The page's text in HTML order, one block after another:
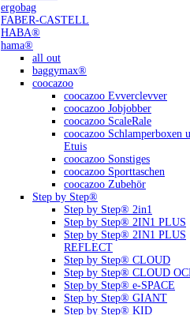
ergobag
FABER-CASTELL
HABA®
hama®
all out
baggymax®
coocazoo
coocazoo Evverclevver
coocazoo Jobjobber
coocazoo ScaleRale
coocazoo Schlamperboxen
Etuis
coocazoo Sonstiges
coocazoo Sporttaschen
coocazoo Zubehör
Step by Step®
Step by Step® 2in1
Step by Step® 2IN1 PLUS
Step by Step® 2IN1 PLUS
REFLECT
Step by Step® CLOUD
Step by Step® CLOUD
Step by Step® e-SPACE
Step by Step® GIANT
Step by Step® KID